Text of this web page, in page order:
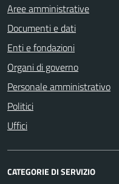
Aree amministrative
Documenti e dati
Enti e fondazioni
Organi di governo
Personale amministrativo
Politici
Uffici
CATEGORIE DI SERVIZIO